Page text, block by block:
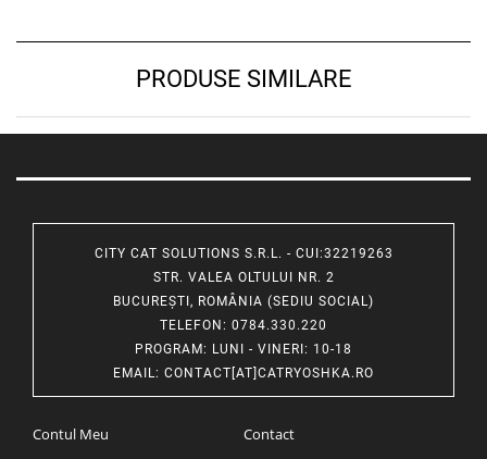
PRODUSE SIMILARE
CITY CAT SOLUTIONS S.R.L. - CUI:32219263
STR. VALEA OLTULUI NR. 2
BUCUREȘTI, ROMÂNIA (SEDIU SOCIAL)
TELEFON : 0784.330.220
PROGRAM: LUNI - VINERI: 10-18
EMAIL: CONTACT[AT]CATRYOSHKA.RO
Contul Meu
Contact